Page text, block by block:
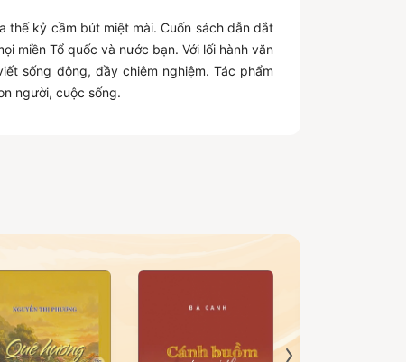
thế kỷ cầm bút miệt mài. Cuốn sách dẫn dắt
miền Tổ quốc và nước bạn. Với lối hành văn
sống động, đầy chiêm nghiệm. Tác phẩm
người, cuộc sống.